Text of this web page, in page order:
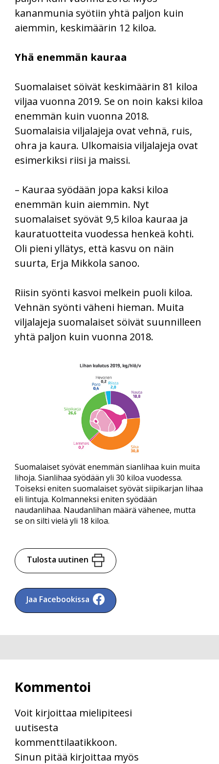
kananmunia syötiin yhtä paljon kuin
aiemmin, keskimäärin 12 kiloa.
Yhä enemmän kauraa
Suomalaiset söivät keskimäärin 81 kiloa
viljaa vuonna 2019. Se on noin kaksi kiloa
enemmän kuin vuonna 2018.
Suomalaisia viljalajeja ovat vehnä, ruis,
ohra ja kaura. Ulkomaisia viljalajeja ovat
esimerkiksi riisi ja maissi.
– Kauraa syödään jopa kaksi kiloa
enemmän kuin aiemmin. Nyt
suomalaiset syövät 9,5 kiloa kauraa ja
kauratuotteita vuodessa henkeä kohti.
Oli pieni yllätys, että kasvu on näin
suurta, Erja Mikkola sanoo.
Riisin syönti kasvoi melkein puoli kiloa.
Vehnän syönti väheni hieman. Muita
viljalajeja suomalaiset söivät suunnilleen
yhtä paljon kuin vuonna 2018.
Suomalaiset syövät enemmän sianlihaa kuin muita
lihoja. Sianlihaa syödään yli 30 kiloa vuodessa.
Toiseksi eniten suomalaiset syövät siipikarjan lihaa
eli lintuja. Kolmanneksi eniten syödään
naudanlihaa. Naudanlihan määrä vähenee, mutta
se on silti vielä yli 18 kiloa.
Tulosta uutinen
Jaa Facebookissa
Kommentoi
Voit kirjoittaa mielipiteesi
uutisesta
kommenttilaatikkoon.
Sinun pitää kirjoittaa myös